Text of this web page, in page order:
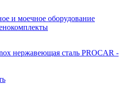
и моечное оборудование